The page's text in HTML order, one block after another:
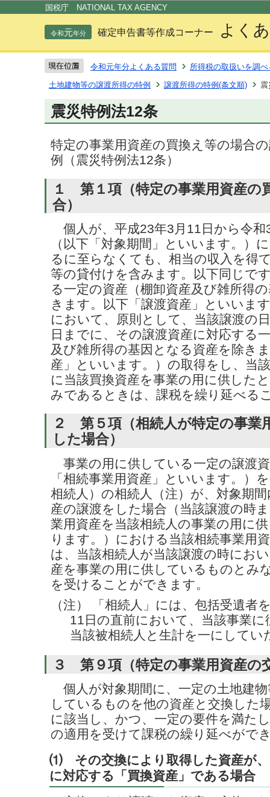
国税庁 NATIONAL TAX AGENCY
令和元年分 確定申告書等作成コーナー よく
令和元年分よくある質問
所得税の取扱いを調べ
土地建物等の譲渡所得の特例
譲渡所得の特例(条文順)
震災特例法12条
特定の事業用資産の買換え等の場合
例（震災特例法12条）
１ 第１項（特定の事業用資産の
合）
個人が、平成23年3月11日から令和
（以下「対象期間」といいます。）
るに至らなくても、相当の収入を得
等の貸付けを含みます。以下同じで
る一定の資産（棚卸資産及び雑所得
きます。以下「譲渡資産」といいま
において、原則として、当該譲渡の
日までに、その譲渡資産に対応する
及び雑所得の基因となる資産を除き
産」といいます。）の取得をし、当
に当該買換資産を事業の用に供した
みであるときは、課税を繰り延べる
２ 第５項（相続人が特定の事業
した場合）
事業の用に供している一定の譲渡
「相続事業用資産」といいます。）
相続人）の相続人（注）が、対象期
産の譲渡をした場合（当該譲渡の時
業用資産を当該相続人の事業の用に
ります。）における当該相続事業用
は、当該相続人が当該譲渡の時にお
産を事業の用に供しているものとみ
を受けることができます。
（注） 「相続人」には、包括受遺者
11日の直前において、当該事業
当該被相続人と生計を一にしてい
３ 第９項（特定の事業用資産の
個人が対象期間に、一定の土地建
しているものを他の資産と交換し
に該当し、かつ、一定の要件を満た
の適用を受けて課税の繰り延べがで
⑴ その交換により取得した資産が、
に対応する「買換資産」である場合